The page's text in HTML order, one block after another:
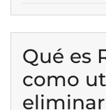
Qué es
como